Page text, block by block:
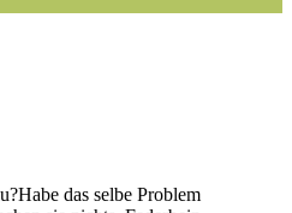
das selbe Problem